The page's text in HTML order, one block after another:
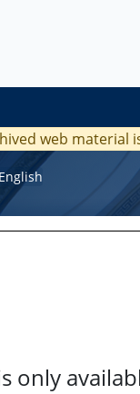
web material
only